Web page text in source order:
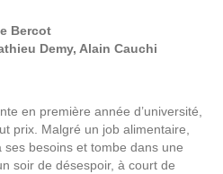
Bercot
Demy, Alain Cauchi
en première année d’université,
prix. Malgré un job alimentaire,
ses besoins et tombe dans une
soir de désespoir, à court de